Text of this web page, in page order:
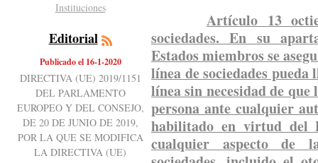
Instituciones
Editorial
Publicado el 16-1-2020
DIRECTIVA (UE) 2019/1151
DEL PARLAMENTO
EUROPEO Y DEL CONSEJO,
DE 20 DE JUNIO DE 2019,
POR LA QUE SE MODIFICA
LA DIRECTIVA (UE)
Artículo 13
sociedades. En su
Estados miembros se
línea de sociedades
línea sin necesidad de
persona ante cualquier
habilitado en virtud del
cualquier aspecto de